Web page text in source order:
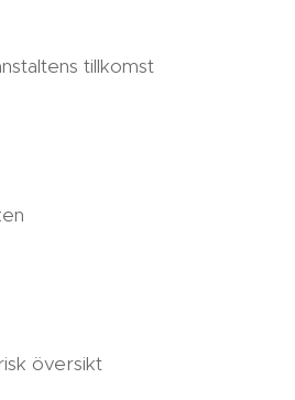
tillkomst
översikt